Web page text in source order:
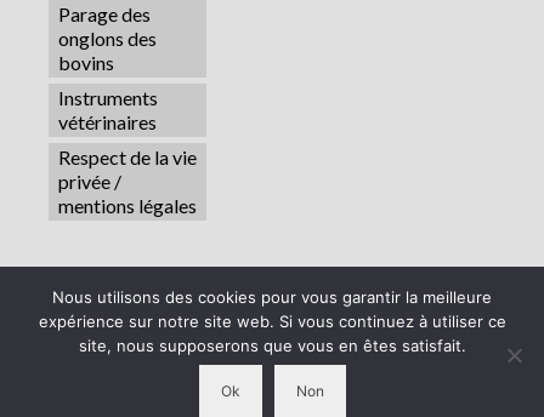
Parage des
onglons des
bovins
Instruments
vétérinaires
Respect de la vie
privée /
mentions légales
Suivez-nous
© 2026 Sopavet - WordPress Theme by Kadence WP
Nous utilisons des cookies pour vous garantir la meilleure
expérience sur notre site web. Si vous continuez à utiliser ce
site, nous supposerons que vous en êtes satisfait.
Ok Non